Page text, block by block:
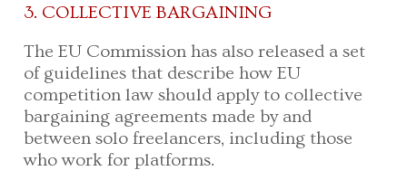
3. COLLECTIVE BARGAINING
The EU Commission has also released a set
of guidelines that describe how EU
competition law should apply to collective
bargaining agreements made by and
between solo freelancers, including those
who work for platforms.